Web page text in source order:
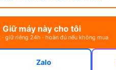
Giữ máy này cho tôi
giữ riêng 24h · hoàn đủ nếu không mua
Zalo